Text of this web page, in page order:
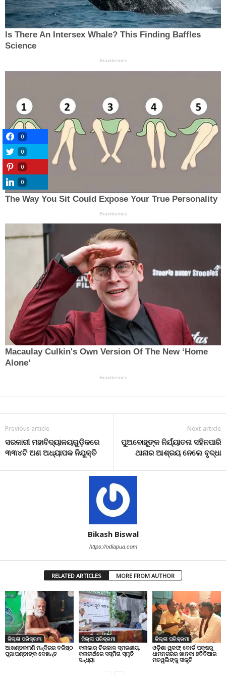
Previous article
ସରକାରୀ ମହାବିଦ୍ୟାଳୟଗୁଡ଼ିକରେ
୩୩୪ଟି ଅଣ ଅଧ୍ୟାପକ ନିଯୁକ୍ତି
Next article
ପୁଅବୋହୂୂଙ୍କ ନିର୍ଯ୍ୟାତନା ସହିନପାରି
ଥାନାର ଆଶ୍ରୟ ନେଲେ ବୃଦ୍ଧା
Bikash Biswal
https://odiapua.com
RELATED ARTICLES MORE FROM AUTHOR
ଜିଲ୍ଲା ପରିକ୍ରମା
ଆଖଣ୍ଡଳମଣି ମନ୍ଦିରର ବରିଷ୍ଠ
ପୂଜାପଣ୍ଡାଙ୍କ ଦେହାନ୍ତ
ଜିଲ୍ଲା ପରିକ୍ରମା
କଳାକାର ଚିରକାଳ ସ୍ମରଣୀୟ,
କଳାତୀର୍ଥରେ ସସ୍ମିତା ସ୍ମୃତି
ସନ୍ଧ୍ୟା
ଜିଲ୍ଲା ପରିକ୍ରମା
ଓଡ଼ିଶା ୱକଫ୍ ବୋର୍ଡ ପକ୍ଷରୁ
ଧାମନଗରର ଖାନକା ହବିବିଆର
ମତୱଲିଙ୍କୁ ସୀକୃତି
0
0
0
0